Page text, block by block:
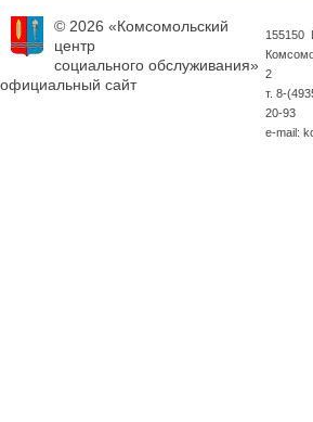
© 2026 «Комсомольский
центр
социального обслуживания»
официальный сайт
155150
2
т. 8-
20-93
e-mail: